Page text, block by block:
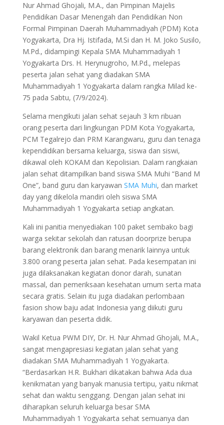
Nur Ahmad Ghojali, M.A., dan Pimpinan Majelis
Pendidikan Dasar Menengah dan Pendidikan Non
Formal Pimpinan Daerah Muhammadiyah (PDM) Kota
Yogyakarta, Dra Hj. Istifada, M.Si dan H. M. Joko Susilo,
M.Pd., didampingi Kepala SMA Muhammadiyah 1
Yogyakarta Drs. H. Herynugroho, M.Pd., melepas
peserta jalan sehat yang diadakan SMA
Muhammadiyah 1 Yogyakarta dalam rangka Milad ke-
75 pada Sabtu, (7/9/2024).
Selama mengikuti jalan sehat sejauh 3 km ribuan
orang peserta dari lingkungan PDM Kota Yogyakarta,
PCM Tegalrejo dan PRM Karangwaru, guru dan tenaga
kependidikan bersama keluarga, siswa dan siswi,
dikawal oleh KOKAM dan Kepolisian. Dalam rangkaian
jalan sehat ditampilkan band siswa SMA Muhi “Band M
One”, band guru dan karyawan SMA Muhi, dan market
day yang dikelola mandiri oleh siswa SMA
Muhammadiyah 1 Yogyakarta setiap angkatan.
Kali ini panitia menyediakan 100 paket sembako bagi
warga sekitar sekolah dan ratusan doorprize berupa
barang elektronik dan barang menarik lainnya untuk
3.800 orang peserta jalan sehat. Pada kesempatan ini
juga dilaksanakan kegiatan donor darah, sunatan
massal, dan pemeriksaan kesehatan umum serta mata
secara gratis. Selain itu juga diadakan perlombaan
fasion show baju adat Indonesia yang diikuti guru
karyawan dan peserta didik.
Wakil Ketua PWM DIY, Dr. H. Nur Ahmad Ghojali, M.A.,
sangat mengapresiasi kegiatan jalan sehat yang
diadakan SMA Muhammadiyah 1 Yogyakarta.
“Berdasarkan H.R. Bukhari dikatakan bahwa Ada dua
kenikmatan yang banyak manusia tertipu, yaitu nikmat
sehat dan waktu senggang. Dengan jalan sehat ini
diharapkan seluruh keluarga besar SMA
Muhammadiyah 1 Yogyakarta sehat semuanya dan